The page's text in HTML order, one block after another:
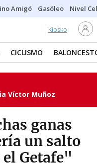
Amigó Gasóleo Nivel
Kiosko
CICLISMO
Víctor Muñoz
ganas
un salto
Getafe"